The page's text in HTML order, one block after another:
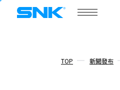
TOP 新聞發布